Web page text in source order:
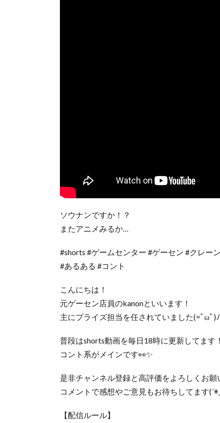
ソウナンですか！？
またアニメみるか…
#shorts #ゲームセンター #ゲーセン #クレー
#あるある #コント
こんにちは！
元ゲーセン店員のkanonといいます！
主にプライズ担当を任されていました(=ﾟωﾟ)ﾉ
普段はshorts動画を毎日18時に更新してます
コント系がメインです👀✨
是非チャンネル登録と高評価をよろしくお願
コメントで感想やご意見もお待ちしてます
【配信ルール】